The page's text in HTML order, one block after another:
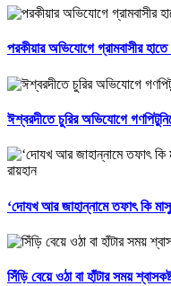
পরকীয়ার অভিযোগে গ্রামবাসীর
ঈশ্বরদীতে চুরির অভিযোগে
‘দোযখ আর জাহান্নামে তফাৎ কি
সিঁড়ি বেয়ে ওঠা বা হাঁটার সময়